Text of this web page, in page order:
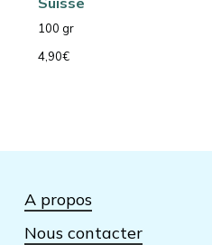
100 gr
4,90€
A propos
Nous contacter